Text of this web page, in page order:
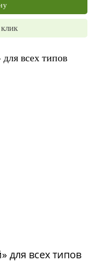
всех типов